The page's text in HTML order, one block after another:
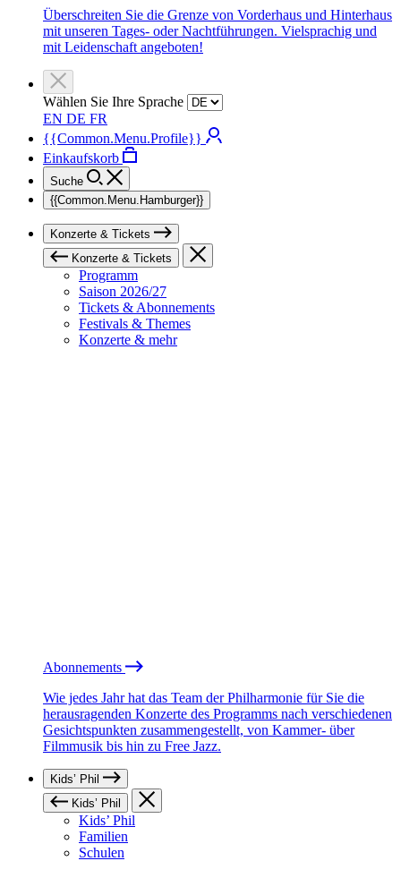
Überschreiten Sie die Grenze von Vorderhaus und Hinterhaus
mit unseren Tages- oder Nachtführungen. Vielsprachig und
mit Leidenschaft angeboten!
Wählen Sie Ihre Sprache
EN DE FR
{{Common.Menu.Profile}}
Einkaufskorb
Suche
{{Common.Menu.Hamburger}}
Konzerte & Tickets
Konzerte & Tickets
Programm
Saison 2026/27
Tickets & Abonnements
Festivals & Themes
Konzerte & mehr
Abonnements
Wie jedes Jahr hat das Team der Philharmonie für Sie die
herausragenden Konzerte des Programms nach verschiedenen
Gesichtspunkten zusammengestellt, von Kammer- über
Filmmusik bis hin zu Free Jazz.
Kids’ Phil
Kids’ Phil
Kids’ Phil
Familien
Schulen